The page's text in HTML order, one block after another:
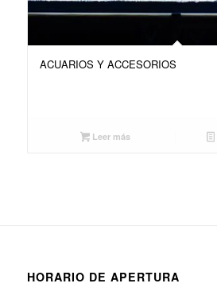
ACUARIOS Y ACCESORIOS
Leer más
HORARIO DE APERTURA